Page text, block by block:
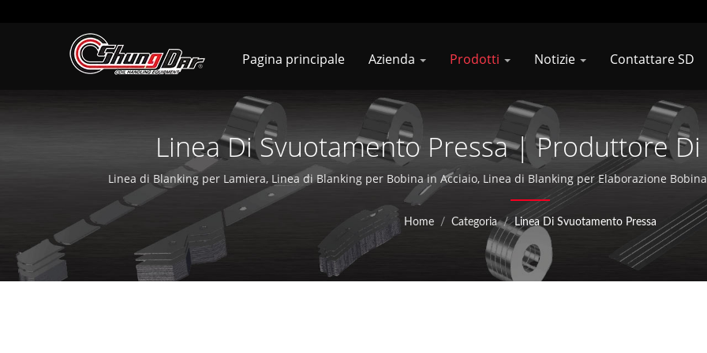
Pagina principale Azienda Prodotti Notizie Contattare SD
Linea Di Svuotamento Pressa | Produttore Di
Pressatura E La Stampatura Di Bobine D'Acciaio
Shung Dar Industrial Co.,
Linea di Blanking per Lamiera, Linea di Blanking per Bobina in Acciaio, Linea di Blanking per Elaborazione
Elaborazione Taglio a Spirale, Linea di Alimentazione Servo Zig Zag, Linea di Alimentazione Bobina con
Shungdar Industrial Co., Ltd. è specializzata nell'attrezzatura per la lavorazione di bobine d'acciaio da oltre 36 anni.
la Soondar Compnay a Kunshan, in Cina, espandendo attivamente la propria presenza
Home / Categoria / Linea Di Svuotamento Pressa